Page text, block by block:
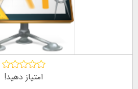
امتیاز دهید!